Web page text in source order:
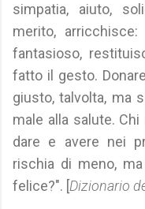
simpatia, aiuto,
merito,
fantasioso,
fatto il gesto.
giusto, talvolta, ma
male alla salute.
dare e avere nei
rischia di meno,
felice?". [Dizionario